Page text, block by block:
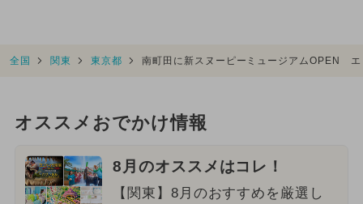
全国 関東 東京都 南町田に新スヌーピーミュージアムOPEN エ
オススメおでかけ情報
8月のオススメはコレ！
【関東】8月のおすすめを厳選し